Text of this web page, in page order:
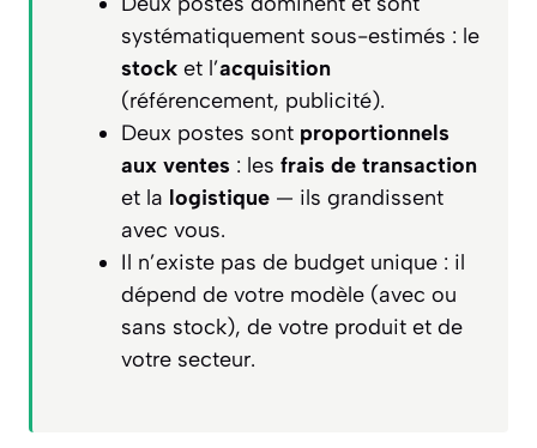
systématiquement sous-estimés : le
stock et l’acquisition
(référencement, publicité).
Deux postes sont proportionnels
aux ventes : les frais de transaction
et la logistique — ils grandissent
avec vous.
Il n’existe pas de budget unique : il
dépend de votre modèle (avec ou
sans stock), de votre produit et de
votre secteur.